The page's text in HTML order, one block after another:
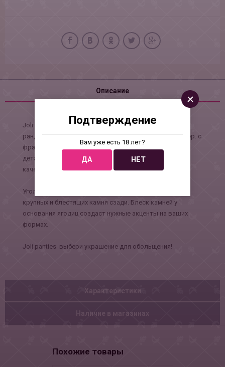
Описание
Joli panties ваше сексуальное украшение для горячих
рандеву! Новая линейка романтичного белья Joli (в пер. с
французского красивая) радует глаз элегантными
деталями и нежными материалами европейского
качества.
Угольно-черное цветочное кружево спереди и три
крупных и блестящих камня сзади. Блеск камней у
основания ягодиц создаст нужные акценты на ваших
формах.
Joli panties выбери украшение для обольщения!
Характеристики
Наличие в магазинах
Похожие товары
Подтверждение
Вам уже есть 18 лет?
ДА НЕТ